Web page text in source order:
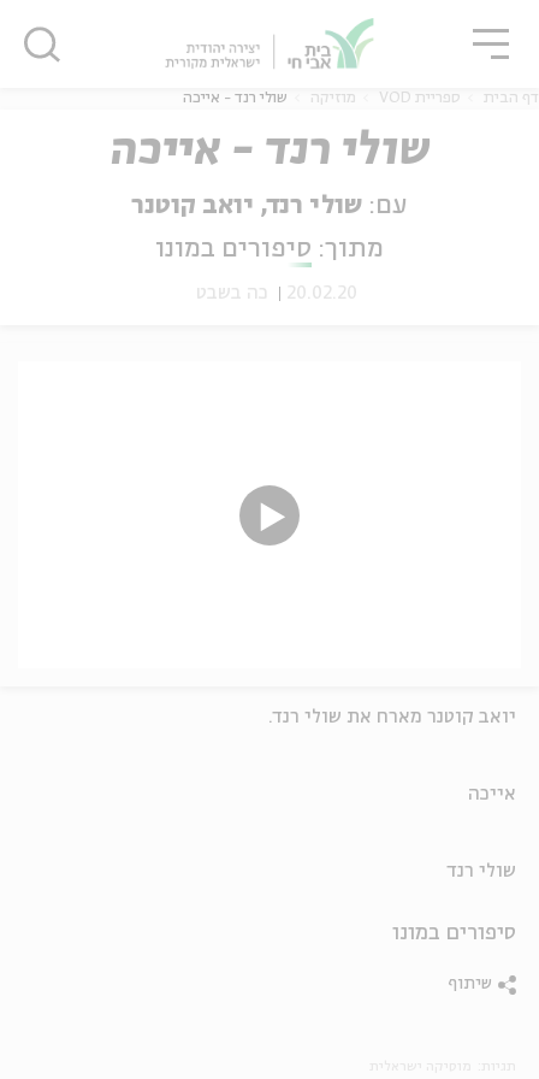
אנגלית
דף הבית ספריית VOD מוזיקה שולי רנד - אייכה
שולי רנד - אייכה
עם: שולי רנד, יואב קוטנר
מתוך: סיפורים במונו
20.02.20 כה בשבט
יואב קוטנר מארח את שולי רנד.
אייכה
שולי רנד
סיפורים במונו
שיתוף
סגור